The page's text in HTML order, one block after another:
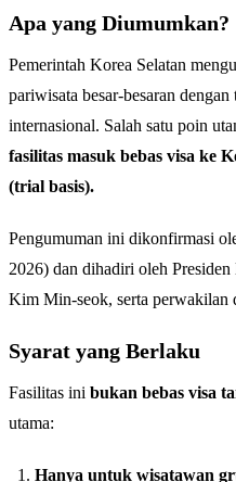
Apa yang Diumumkan?
Pemerintah Korea Selatan
pariwisata besar-besaran
internasional. Salah satu poin
fasilitas masuk bebas visa ke
(trial basis).
Pengumuman ini dikonfirmasi
2026) dan dihadiri oleh
Kim Min-seok, serta perwakilan
Syarat yang Berlaku
Fasilitas ini bukan bebas visa
utama:
Hanya untuk wisatawan